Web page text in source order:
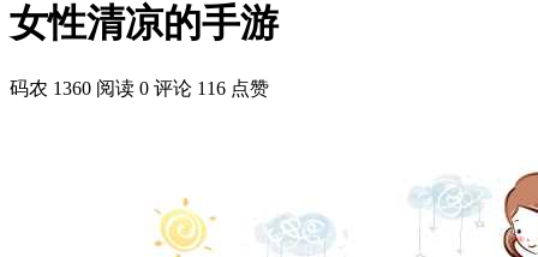
女性清凉的手游
码农 1360 阅读 0 评论 116 点赞